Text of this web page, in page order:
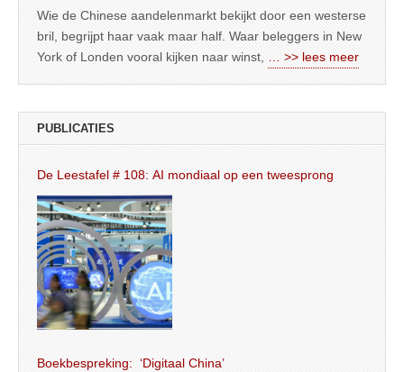
Wie de Chinese aandelenmarkt bekijkt door een westerse
bril, begrijpt haar vaak maar half. Waar beleggers in New
York of Londen vooral kijken naar winst, … >> lees meer
PUBLICATIES
De Leestafel # 108: AI mondiaal op een tweesprong
Boekbespreking: ‘Digitaal China’